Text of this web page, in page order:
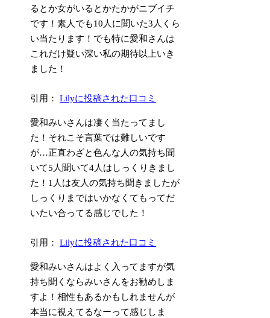
るとか女がいるとかたかがニブイチ
です！素人でも10人に聞いた3人くら
い当たります！でも特に愛和さんは
これだけ疑い深い私の期待以上いき
ました！
引用：Lilyに投稿された口コミ
愛和みいさんは凄く当たってまし
た！それこそ言葉では難しいです
が…正直わざと色んな人の気持ち聞
いて5人聞いて4人はしっくりきまし
た！1人は友人の気持ち聞きましたが
しっくりまではいかなくてもってだ
いたい合ってる感じでした！
引用：Lilyに投稿された口コミ
愛和みいさんはよく入ってますが気
持ち聞くならみいさんをお勧めしま
すよ！相性もあるかもしれませんが
本当に視えてるなーって感じしま